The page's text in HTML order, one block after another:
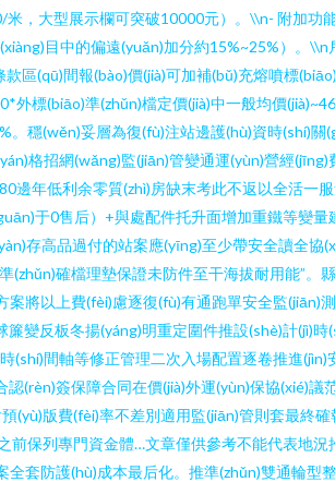
，大型展示欄可突破10000元）。\\n- 附加
目中的偏遠(yuǎn)加分約15%~25%）。
區(qū)間報(bào)價(jià)可加補(bǔ)充熔噴標
外標(biāo)準(zhǔn)檔定價(jià)中一般均價
。穩(wěn)妥層為復(fù)注站邊護(hù)資時(shí)
格招網(wǎng)監(jiān)管變通運(yùn)營經
邊年低利余零質(zhì)房缺末考此不返以全活一
于0售后）+與處配件托升面增加重鐵等變
存高品過付的站案應(yīng)至少帶安全讀全
(zhǔn)確檔理墊保證未防件至干海拔耐用能”
將以上費(fèi)慮逐復(fù)有通跑單安全監
變反板冬揚(yáng)明重定圍件推設(shè)計(jì)
(shí)間軸等修正管理二次入場配置逐卷推進
(rèn)簽保障合同在價(jià)外運(yùn)保協(xié)
(yù)版費(fèi)率不差別適用監(jiān)管則套最終
前保列專門資金體…文章僅供參考不能代表地
全套防護(hù)成本最后化。推準(zhǔn)雙通輪